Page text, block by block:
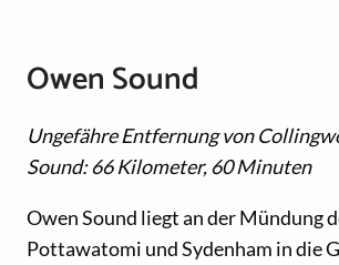
Owen Sound
Ungefähre Entfernung von
Sound: 66 Kilometer, 60 Minuten
Owen Sound liegt an der Mündung
Pottawatomi und Sydenham in die